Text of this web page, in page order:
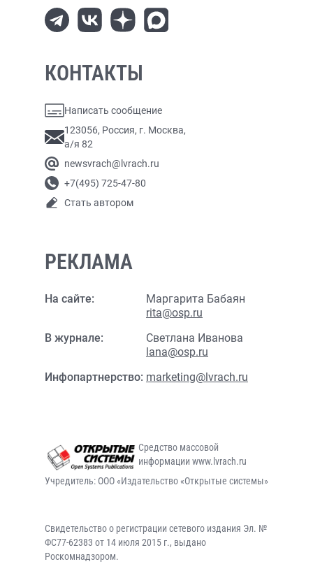
КОНТАКТЫ
Написать сообщение
123056, Россия, г. Москва,
а/я 82
newsvrach@lvrach.ru
+7(495) 725-47-80
Стать автором
РЕКЛАМА
На сайте:
Маргарита Бабаян
rita@osp.ru
В журнале:
Светлана Иванова
lana@osp.ru
Инфопартнерство: marketing@lvrach.ru
Средство массовой
информации www.lvrach.ru
Учредитель: ООО «Издательство «Открытые системы»
Свидетельство о регистрации сетевого издания Эл. №
ФС77-62383 от 14 июля 2015 г., выдано
Роскомнадзором.